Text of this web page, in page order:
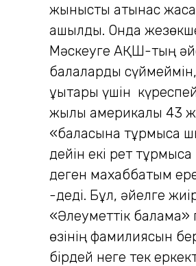
жыныстық қатынас
ашылды. Онда
Мәскеуге АҚШ-тың
балаларды
құқықтары үшін
жылы америкалық 43
«баласына тұрмысқа
дейін екі рет
деген махаббатым
-деді. Бұл, әйелге
«Әлеуметтік балама»
өзінің фамилиясын
бірдей неге тек